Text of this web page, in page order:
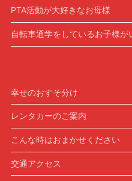
PTA活動が大好きなお母様
自転車通学をしているお子様が
幸せのおすそ分け
レンタカーのご案内
こんな時はおまかせください
交通アクセス